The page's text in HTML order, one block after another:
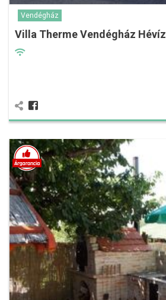
Vendégház
Villa Therme Vendégház Hévíz